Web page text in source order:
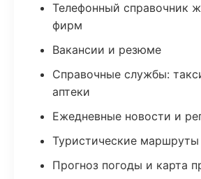
Телефонный справочник
фирм
Вакансии и резюме
Справочные службы:
аптеки
Ежедневные новости и
Туристические
Прогноз погоды и карта